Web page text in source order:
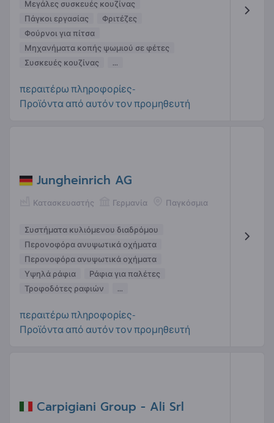
Μεγάλες συσκευές κουζίνας
Πάγκοι εργασίας
Φριτέζες
Φούρνοι για πίτσα
Μηχανήματα κοπής ψωμιού σε φέτες
Συσκευές κουζίνας
...
περαιτέρω πληροφορίες-
Προϊόντα από αυτόν τον προμηθευτή
Jungheinrich AG
Κατασκευαστής Γερμανία Παγκόσμια
Συστήματα κυλιόμενου διαδρόμου
Περονοφόρα ανυψωτικά οχήματα
Περονοφόρα ανυψωτικά οχήματα
Υψηλά ράφια
Ράφια για παλέτες
Τροφοδότες ραφιών
...
περαιτέρω πληροφορίες-
Προϊόντα από αυτόν τον προμηθευτή
Carpigiani Group - Ali Srl